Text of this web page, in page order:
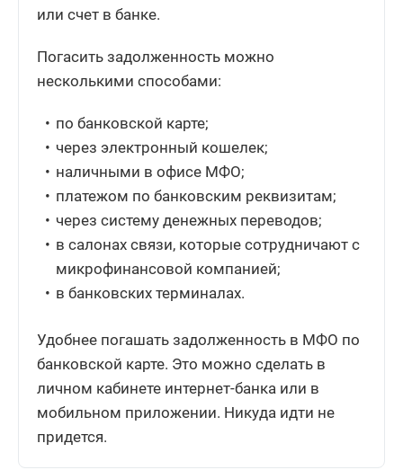
или счет в банке.
Погасить задолженность можно
несколькими способами:
по банковской карте;
через электронный кошелек;
наличными в офисе МФО;
платежом по банковским реквизитам;
через систему денежных переводов;
в салонах связи, которые сотрудничают с
микрофинансовой компанией;
в банковских терминалах.
Удобнее погашать задолженность в МФО по
банковской карте. Это можно сделать в
личном кабинете интернет-банка или в
мобильном приложении. Никуда идти не
придется.